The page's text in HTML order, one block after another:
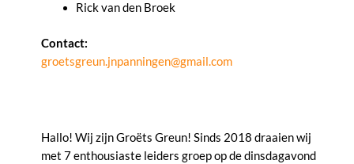
Rick van den Broek
Contact:
groetsgreun.jnpanningen@gmail.com
Hallo! Wij zijn Groëts Greun! Sinds 2018 draaien wij
met 7 enthousiaste leiders groep op de dinsdagavond